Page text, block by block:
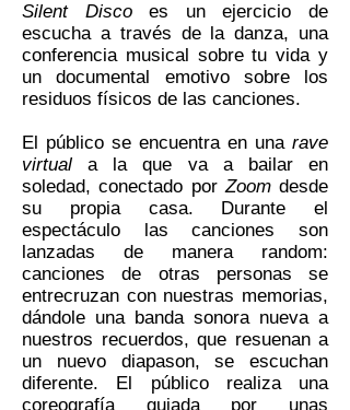
Silent Discoes un ejercicio de
escucha a través de la danza, una
conferencia musical sobre tu vida y
un documental emotivo sobre los
residuos físicos de las canciones.
El público se encuentra en una rave
virtuala la que va a bailar en
soledad, conectado porZoomdesde
su propia casa. Durante el
espectáculo las canciones son
lanzadas de manera random:
canciones de otras personas se
entrecruzan con nuestras memorias,
dándole una banda sonora nueva a
nuestros recuerdos, que resuenan a
un nuevo diapason, se escuchan
diferente. El público realiza una
coreografía guiada por unas